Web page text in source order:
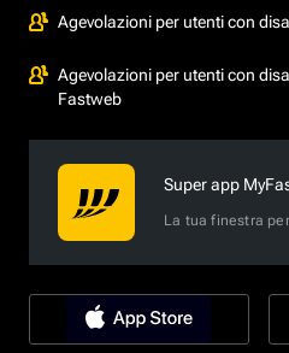
Agevolazioni per utenti con
Agevolazioni per utenti con
Fastweb
Super app
La tua finestra